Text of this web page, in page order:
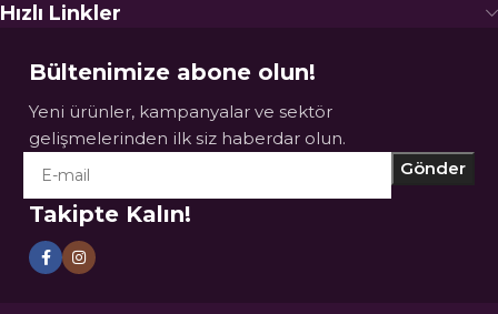
Hızlı Linkler
Bültenimize abone olun!
Yeni ürünler, kampanyalar ve sektör
gelişmelerinden ilk siz haberdar olun.
Takipte Kalın!